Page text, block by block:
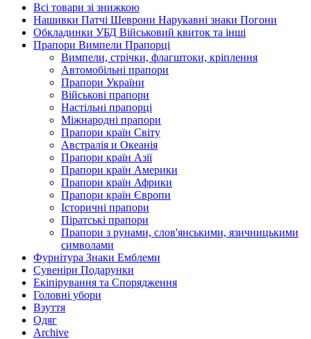
Всі товари зі знижкою
Нашивки Патчі Шеврони Нарукавні знаки Погони
Обкладинки УБД Військовий квиток та інші
Прапори Вимпели Прапорці
Вимпели, стрічки, флагштоки, кріплення
Автомобільні прапори
Прапори України
Військові прапори
Настільні прапорці
Міжнародні прапори
Прапори країн Світу
Австралія и Океанія
Прапори країн Азії
Прапори країн Америки
Прапори країн Африки
Прапори країн Європи
Історичні прапори
Піратські прапори
Прапори з рунами, слов'янськими, язичницькими
символами
Фурнітура Знаки Емблеми
Сувеніри Подарунки
Екіпірування та Спорядження
Головні убори
Взуття
Одяг
Archive